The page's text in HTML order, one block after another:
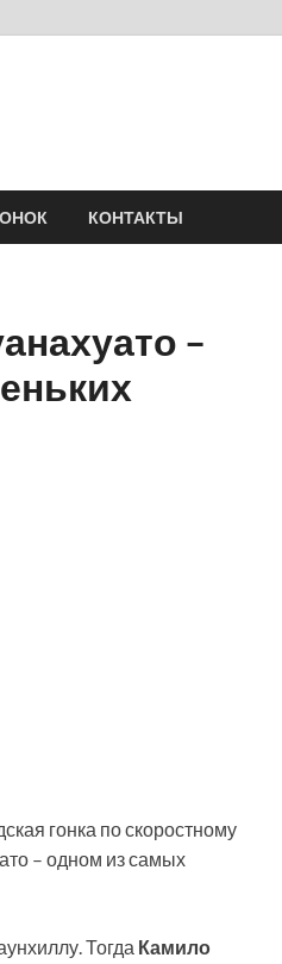
КОНТАКТЫ
–
гонка по скоростному
– одном из самых
Тогда Камило